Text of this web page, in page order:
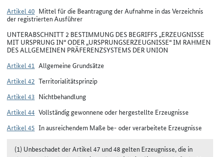
Artikel 40 Mittel für die Beantragung der Aufnahme in das Verzeichnis
der registrierten Ausführer
UNTERABSCHNITT 2 BESTIMMUNG DES BEGRIFFS „ERZEUGNISSE
MIT URSPRUNG IN“ ODER „URSPRUNGSERZEUGNISSE“ IM RAHMEN
DES ALLGEMEINEN PRÄFERENZSYSTEMS DER UNION
Artikel 41 Allgemeine Grundsätze
Artikel 42 Territorialitätsprinzip
Artikel 43 Nichtbehandlung
Artikel 44 Vollständig gewonnene oder hergestellte Erzeugnisse
Artikel 45 In ausreichendem Maße be- oder verarbeitete Erzeugnisse
(1) Unbeschadet der Artikel 47 und 48 gelten Erzeugnisse, die in